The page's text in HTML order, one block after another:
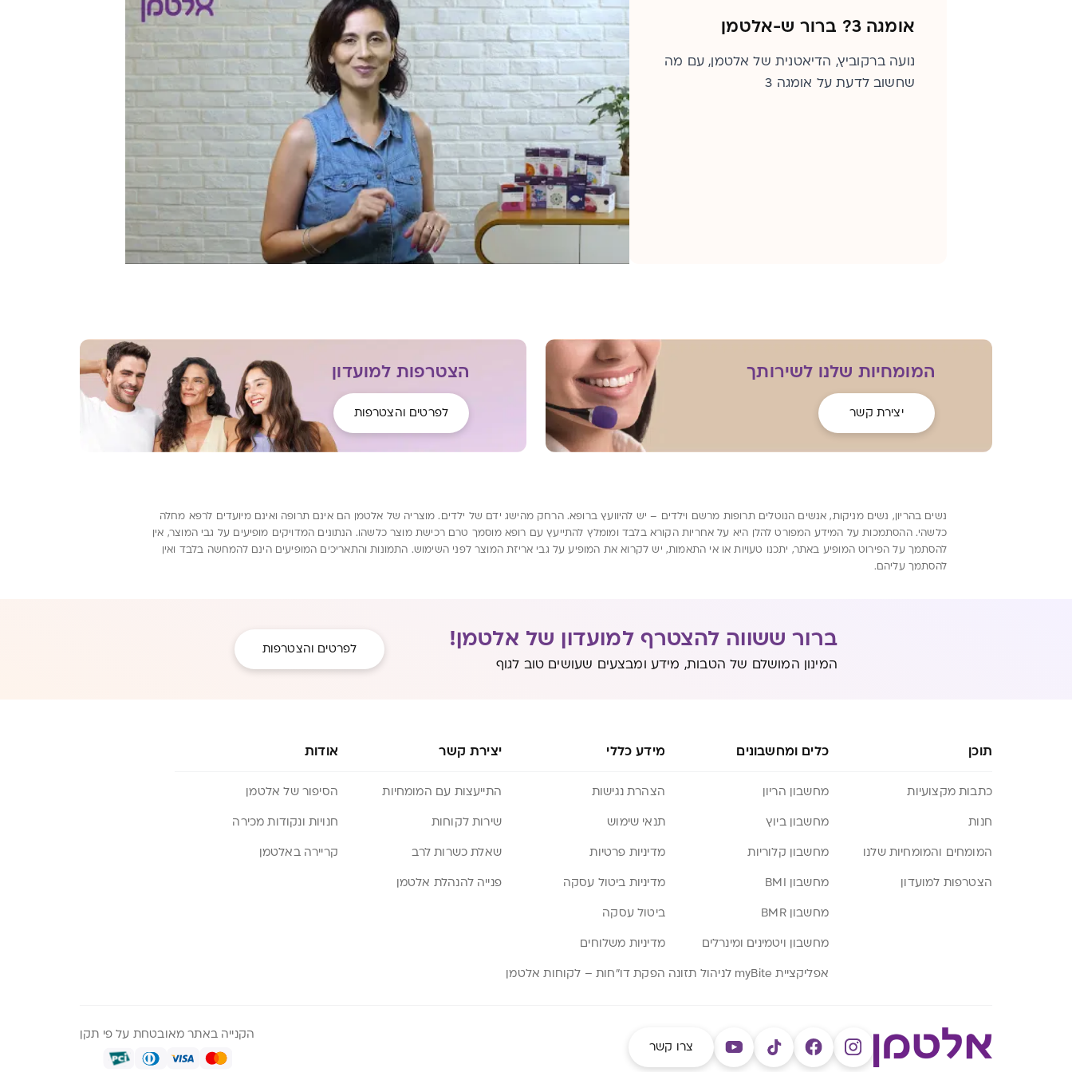
אומגה 3? ברור ש-אלטמן
נועה ברקוביץ, הדיאטנית של אלטמן, עם מה
שחשוב לדעת על אומגה 3
המומחיות שלנו לשירותך
יצירת קשר
הצטרפות למועדון
לפרטים והצטרפות
נשים בהריון, נשים מניקות, אנשים הנוטלים תרופות מרשם וילדים – יש להיוועץ ברופא. הרחק מהישג ידם של ילדים. מוצריה של אלטמן הם אינם תרופה ואינם מיועדים לרפא מחלה
כלשהי. ההסתמכות על המידע המפורט להלן היא על אחריות הקורא בלבד ומומלץ להתייעץ עם רופא מוסמך טרם רכישת מוצר כלשהו. הנתונים המדויקים מופיעים על גבי המוצר, אין
להסתמך על הפירוט המופיע באתר, יתכנו טעויות או אי התאמות, יש לקרוא את המופיע על גבי אריזת המוצר לפני השימוש. התמונות והתאריכים המופיעים הינם להמחשה בלבד ואין
להסתמך עליהם.
ברור ששווה להצטרף למועדון של אלטמן!
המינון המושלם של הטבות, מידע ומבצעים שעושים טוב לגוף
לפרטים והצטרפות
תוכן
כתבות מקצועיות
חנות
המומחים והמומחיות שלנו
הצטרפות למועדון
כלים ומחשבונים
מחשבון הריון
מחשבון ביוץ
מחשבון קלוריות
מחשבון BMI
מחשבון BMR
מחשבון ויטמינים ומינרלים
אפליקציית myBite לניהול תזונה
מידע כללי
הצהרת נגישות
תנאי שימוש
מדיניות פרטיות
מדיניות ביטול עסקה
ביטול עסקה
מדיניות משלוחים
הפקת דו”חות – לקוחות אלטמן
יצירת קשר
התייעצות עם המומחיות
שירות לקוחות
שאלת כשרות לרב
פנייה להנהלת אלטמן
אודות
הסיפור של אלטמן
חנויות ונקודות מכירה
קריירה באלטמן
צרו קשר
הקנייה באתר מאובטחת על פי תקן